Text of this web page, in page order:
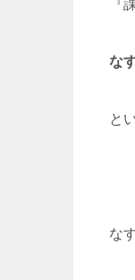
『
な
と
な